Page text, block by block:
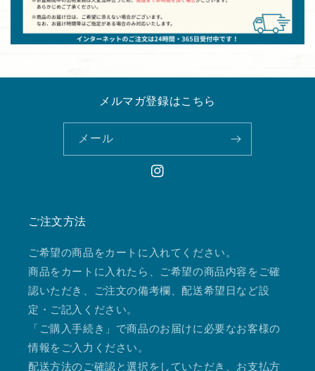
メルマガ登録はこちら
メール
Instagram
ご注文方法
ご希望の商品をカートに入れてください。
商品をカートに入れたら、ご希望の商品内容をご確
認いただき、ご注文の備考欄、配送希望日など設
定・ご記入ください。
「ご購入手続き」で商品のお届けに必要なお客様の
情報をご入力ください。
配送方法のご確認と選択をしていただき、お支払方